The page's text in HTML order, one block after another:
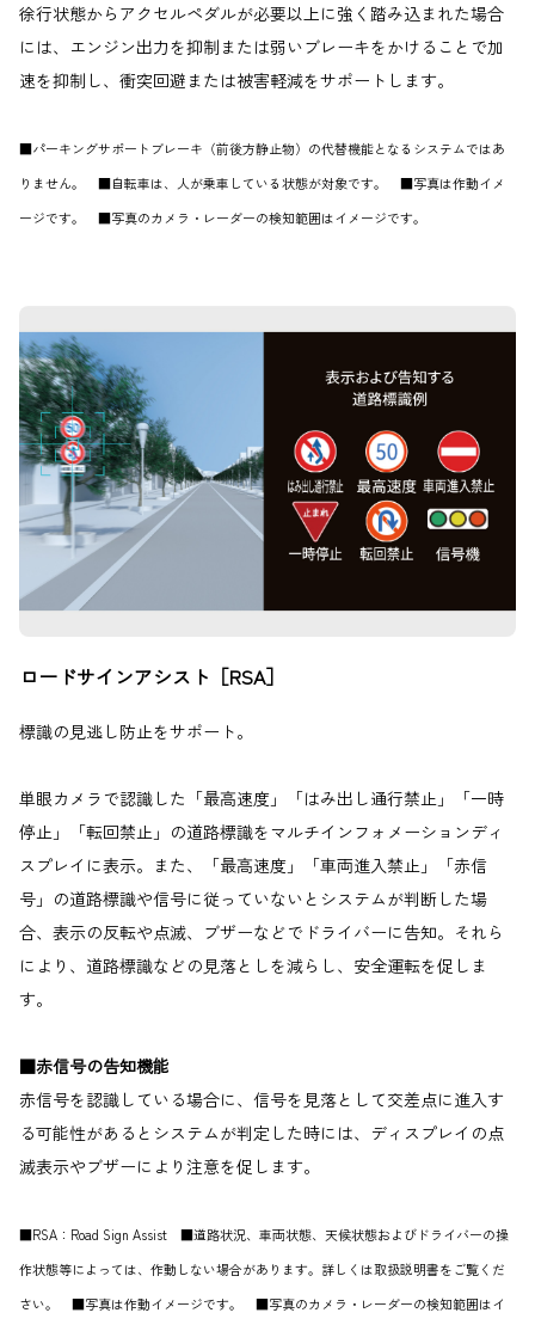
徐行状態からアクセルペダルが必要以上に強く踏み込まれた場合
には、エンジン出力を抑制または弱いブレーキをかけることで加
速を抑制し、衝突回避または被害軽減をサポートします。
■パーキングサポートブレーキ（前後方静止物）の代替機能となるシステムではあ
りません。 ■自転車は、人が乗車している状態が対象です。 ■写真は作動イメ
ージです。 ■写真のカメラ・レーダーの検知範囲はイメージです。
ロードサインアシスト［RSA］
標識の見逃し防止をサポート。
単眼カメラで認識した「最高速度」「はみ出し通行禁止」「一時
停止」「転回禁止」の道路標識をマルチインフォメーションディ
スプレイに表示。また、「最高速度」「車両進入禁止」「赤信
号」の道路標識や信号に従っていないとシステムが判断した場
合、表示の反転や点滅、ブザーなどでドライバーに告知。それら
により、道路標識などの見落としを減らし、安全運転を促しま
す。
■赤信号の告知機能
赤信号を認識している場合に、信号を見落として交差点に進入す
る可能性があるとシステムが判定した時には、ディスプレイの点
滅表示やブザーにより注意を促します。
■RSA：Road Sign Assist ■道路状況、車両状態、天候状態およびドライバーの操
作状態等によっては、作動しない場合があります。詳しくは取扱説明書をご覧くだ
さい。 ■写真は作動イメージです。 ■写真のカメラ・レーダーの検知範囲はイ